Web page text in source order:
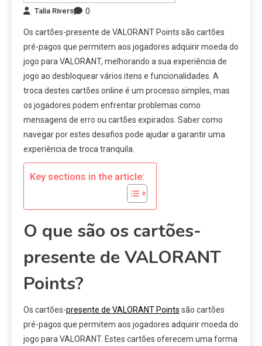
Talia Rivers
0
Os cartões-presente de VALORANT Points são cartões
pré-pagos que permitem aos jogadores adquirir moeda do
jogo para VALORANT, melhorando a sua experiência de
jogo ao desbloquear vários itens e funcionalidades. A
troca destes cartões online é um processo simples, mas
os jogadores podem enfrentar problemas como
mensagens de erro ou cartões expirados. Saber como
navegar por estes desafios pode ajudar a garantir uma
experiência de troca tranquila.
Key sections in the article:
O que são os cartões-
presente de VALORANT
Points?
Os cartões-presente de VALORANT Points são cartões
pré-pagos que permitem aos jogadores adquirir moeda do
jogo para VALORANT. Estes cartões oferecem uma forma